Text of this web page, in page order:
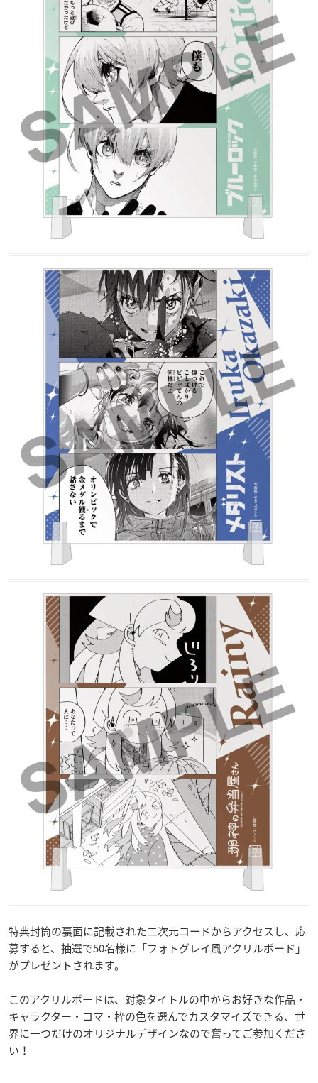
特典封筒の裏面に記載された二次元コードからアクセスし、応
募すると、抽選で50名様に「フォトグレイ風アクリルボード」
がプレゼントされます。
このアクリルボードは、対象タイトルの中からお好きな作品・
キャラクター・コマ・枠の色を選んでカスタマイズできる、世
界に一つだけのオリジナルデザインなので奮ってご参加くださ
い！